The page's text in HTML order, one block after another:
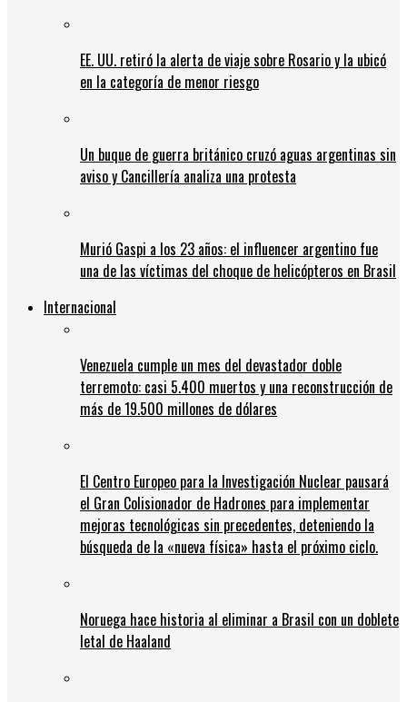
EE. UU. retiró la alerta de viaje sobre Rosario y la ubicó
en la categoría de menor riesgo
Un buque de guerra británico cruzó aguas argentinas sin
aviso y Cancillería analiza una protesta
Murió Gaspi a los 23 años: el influencer argentino fue
una de las víctimas del choque de helicópteros en Brasil
Internacional
Venezuela cumple un mes del devastador doble
terremoto: casi 5.400 muertos y una reconstrucción de
más de 19.500 millones de dólares
El Centro Europeo para la Investigación Nuclear pausará
el Gran Colisionador de Hadrones para implementar
mejoras tecnológicas sin precedentes, deteniendo la
búsqueda de la «nueva física» hasta el próximo ciclo.
Noruega hace historia al eliminar a Brasil con un doblete
letal de Haaland